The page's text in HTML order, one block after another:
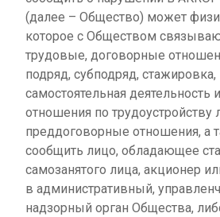
(далее – Общество) может
которое с Обществом
трудовые, договорные
подряд, субподряд, стажировка,
самостоятельная деятельность
отношения по трудоустройству
преддоговорные отношения, а
сообщить лицо, обладающее
самозанятого лица, акционер
в административный,
надзорный орган Общества,